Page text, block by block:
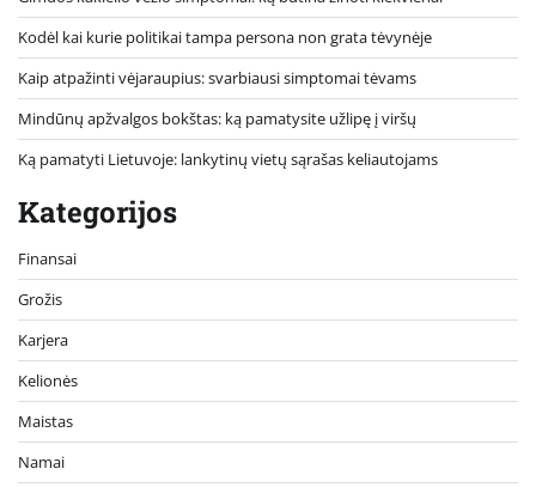
Kodėl kai kurie politikai tampa persona non grata tėvynėje
Kaip atpažinti vėjaraupius: svarbiausi simptomai tėvams
Mindūnų apžvalgos bokštas: ką pamatysite užlipę į viršų
Ką pamatyti Lietuvoje: lankytinų vietų sąrašas keliautojams
Kategorijos
Finansai
Grožis
Karjera
Kelionės
Maistas
Namai